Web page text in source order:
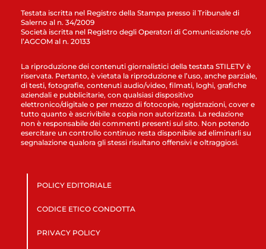
Testata iscritta nel Registro della Stampa presso il Tribunale di
Salerno al n. 34/2009
Società iscritta nel Registro degli Operatori di Comunicazione c/o
l’AGCOM al n. 20133
La riproduzione dei contenuti giornalistici della testata STILETV è
riservata. Pertanto, è vietata la riproduzione e l’uso, anche parziale,
di testi, fotografie, contenuti audio/video, filmati, loghi, grafiche
aziendali e pubblicitarie, con qualsiasi dispositivo
elettronico/digitale o per mezzo di fotocopie, registrazioni, cover e
tutto quanto è ascrivibile a copia non autorizzata. La redazione
non è responsabile dei commenti presenti sul sito. Non potendo
esercitare un controllo continuo resta disponibile ad eliminarli su
segnalazione qualora gli stessi risultano offensivi e oltraggiosi.
POLICY EDITORIALE
CODICE ETICO CONDOTTA
PRIVACY POLICY